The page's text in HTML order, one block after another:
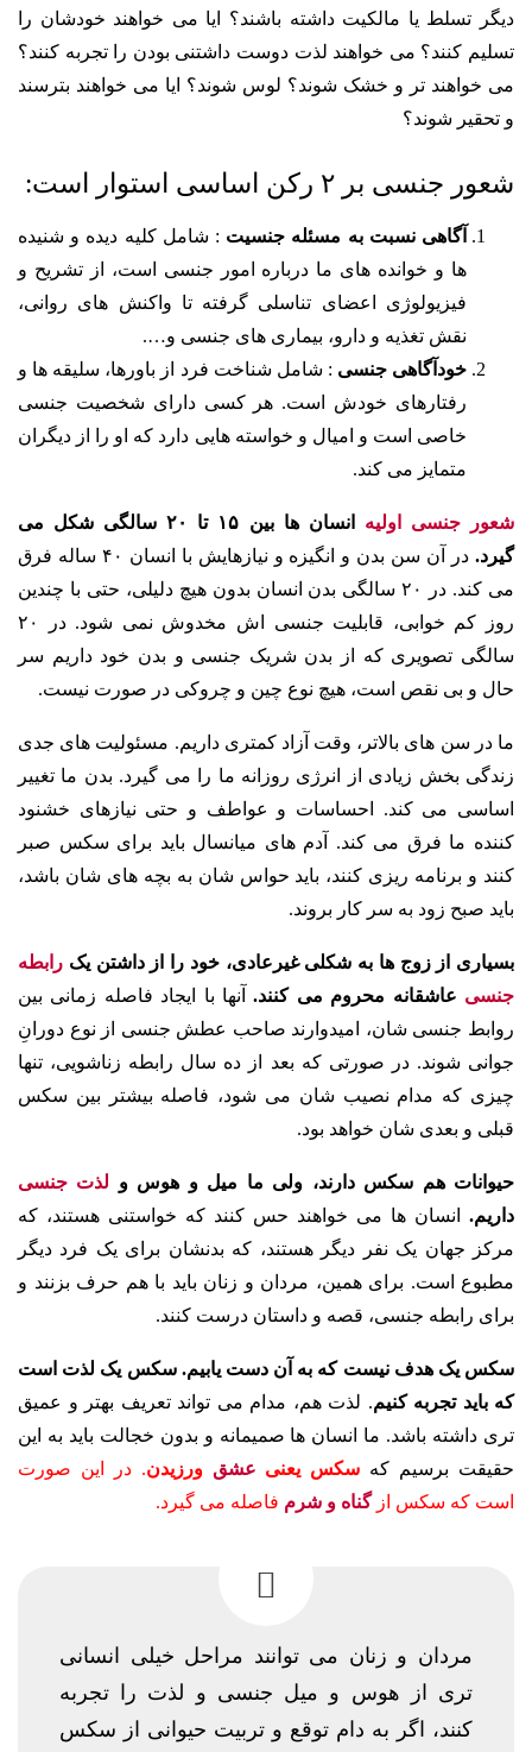
دیگر تسلط یا مالکیت داشته باشند؟ ایا می خواهند خودشان را
تسلیم کنند؟ می خواهند لذت دوست داشتنی بودن را تجربه کنند؟
می خواهند تر و خشک شوند؟ لوس شوند؟ ایا می خواهند بترسند
و تحقیر شوند؟
شعور جنسی بر ۲ رکن اساسی استوار است:
آگاهی نسبت به مسئله‌ جنسیت : شامل کلیه‌ دیده و شنیده‌
ها و خوانده‌ های ما درباره‌ امور جنسی است، از تشریح و
فیزیولوژی اعضای تناسلی گرفته تا واکنش های روانی،
نقش تغذیه و دارو، بیماری های جنسی و….
خودآگاهی جنسی : شامل شناخت فرد از باورها، سلیقه‌ ها و
رفتارهای خودش است. هر کسی دارای شخصیت جنسی
خاصی است و امیال و خواسته‌ هایی دارد که او را از دیگران
متمایز می کند.
شعور جنسی اولیه
انسان ها بین ۱۵ تا ۲۰ سالگی شکل می
گیرد.
در آن سن بدن و انگیزه و نیازهایش با انسان ۴۰ ساله فرق
می کند. در ۲۰ سالگی بدن انسان بدون هیچ دلیلی، حتی با چندین
روز کم خوابی، قابلیت جنسی اش مخدوش نمی شود. در ۲۰
سالگی تصویری که از بدن شریک جنسی و بدن خود داریم سر
حال و بی نقص است، هیچ نوع چین و چروکی در صورت نیست.
ما در سن های بالاتر، وقت آزاد کمتری داریم. مسئولیت های جدی
زندگی بخش زیادی از انرژی روزانه ما را می گیرد. بدن ما تغییر
اساسی می کند. احساسات و عواطف و حتی نیازهای خشنود
کننده ما فرق می کند. آدم های میانسال باید برای سکس صبر
کنند و برنامه ریزی کنند، باید حواس شان به بچه های شان باشد،
باید صبح زود به سر کار بروند.
بسیاری از زوج ها به شکلی غیرعادی، خود را از داشتن یک رابطه
جنسی عاشقانه محروم می کنند.آنها با ایجاد فاصله زمانی بین
روابط جنسی شان، امیدوارند صاحب عطش جنسی از نوع دورانِ
جوانی شوند. در صورتی که بعد از ده سال رابطه زناشویی، تنها
چیزی که مدام نصیب شان می شود، فاصله بیشتر بین سکس
قبلی و بعدی شان خواهد بود.
حیوانات هم سکس دارند، ولی ما میل و هوس و لذت جنسی
داریم.
انسان ها می خواهند حس کنند که خواستنی هستند، که
مرکز جهان یک نفر دیگر هستند، که بدنشان برای یک فرد دیگر
مطبوع است. برای همین، مردان و زنان باید با هم حرف بزنند و
برای رابطه جنسی، قصه و داستان درست کنند.
سکس یک هدف نیست که به آن دست یابیم. سکس یک لذت است
که باید تجربه کنیم. لذت هم، مدام می تواند تعریف بهتر و عمیق
تری داشته باشد. ما انسان ها صمیمانه و بدون خجالت باید به این
حقیقت برسیم که سکس یعنی عشق ورزیدن. در این صورت
است که سکس ازگناه و شرم فاصله می گیرد.
مردان و زنان می توانند مراحل خیلی انسانی
تری از هوس و میل جنسی و لذت را تجربه
کنند، اگر به دام توقع و تربیت حیوانی از سکس